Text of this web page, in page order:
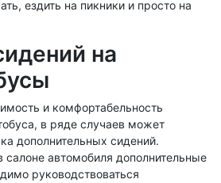
ездить на пикники и просто на
на
и комфортабельность
в ряде случаев может
дополнительных сидений.
салоне автомобиля дополнительные
руководствоваться